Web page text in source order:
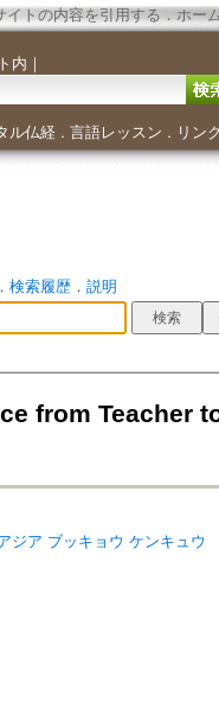
イトの内容を引用する ． ホー
内 ｜
ル仏経． 言語レッスン ． リンク
検索履歴． 説明
from Teacher
ジア ブッキョウ ケンキュウ